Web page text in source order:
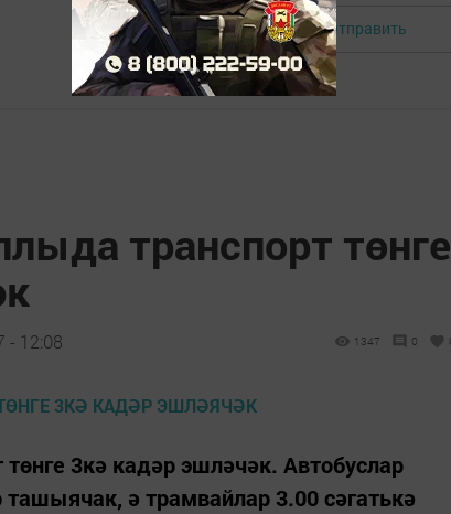
Авторизоваться Отправить
транспорт төнге
- 12:08 1347 0
3кә кадәр эшләчәк. Автобуслар
ә трамвайлар 3.00 сәгатькә